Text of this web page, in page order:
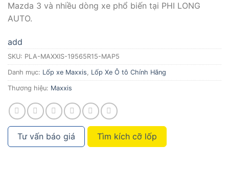
Mazda 3 và nhiều dòng xe phổ biến tại PHI LONG
AUTO.
add
SKU: PLA-MAXXIS-19565R15-MAP5
Danh mục: Lốp xe Maxxis, Lốp Xe Ô tô Chính Hãng
Thương hiệu: Maxxis
Tư vấn báo giá Tìm kích cỡ lốp